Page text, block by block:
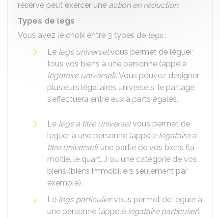
réserve peut exercer une action en réduction.
Types de legs
Vous avez le choix entre 3 types de legs:
Le legs universelvous permet de léguer
tous vos biens à une personne (appelé
légataire universel). Vous pouvez désigner
plusieurs légataires universels, le partage
s'effectuera entre eux à parts égales.
Le legs à titre universelvous permet de
léguer à une personne (appelé légataire à
titre universel) une partie de vos biens (la
moitié, le quart...) ou une catégorie de vos
biens (biens immobiliers seulement par
exemple).
Le legs particuliervous permet de léguer à
une personne (appelé légataire particulier)